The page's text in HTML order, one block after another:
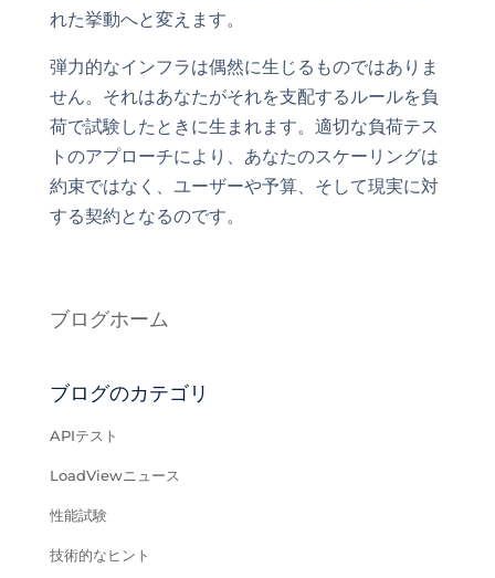
れた挙動へと変えます。
弾力的なインフラは偶然に生じるものではありま
せん。それはあなたがそれを支配するルールを負
荷で試験したときに生まれます。適切な負荷テス
トのアプローチにより、あなたのスケーリングは
約束ではなく、ユーザーや予算、そして現実に対
する契約となるのです。
ブログホーム
ブログのカテゴリ
APIテスト
LoadViewニュース
性能試験
技術的なヒント